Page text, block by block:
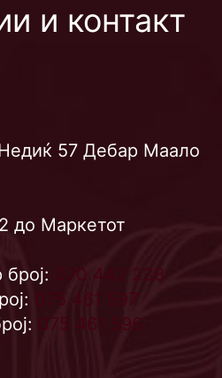
и контакт
57 Дебар Маало
до Маркетот
070 442 238
075 461 597
075 461 596